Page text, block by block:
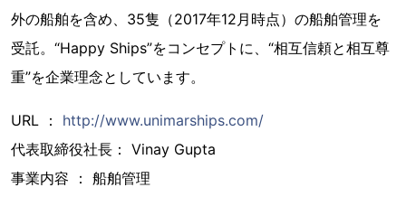
外の船舶を含め、35隻（2017年12月時点）の船舶管理を
受託。“Happy Ships”をコンセプトに、“相互信頼と相互尊
重”を企業理念としています。
URL ： http://www.unimarships.com/
代表取締役社長： Vinay Gupta
事業内容 ： 船舶管理